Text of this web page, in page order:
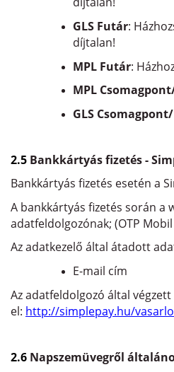
GLS Futár:
díjtalan!
MPL Futár:
MPL
GLS
2.5 Bankkártyás fizetés -
Bankkártyás fizetés esetén a
A bankkártyás fizetés során a
adatfeldolgozónak; (OTP
Az adatkezelő által átadott
E-mail cím
Az adatfeldolgozó által
el: http://simplepay.hu/
2.6 Napszemüvegről